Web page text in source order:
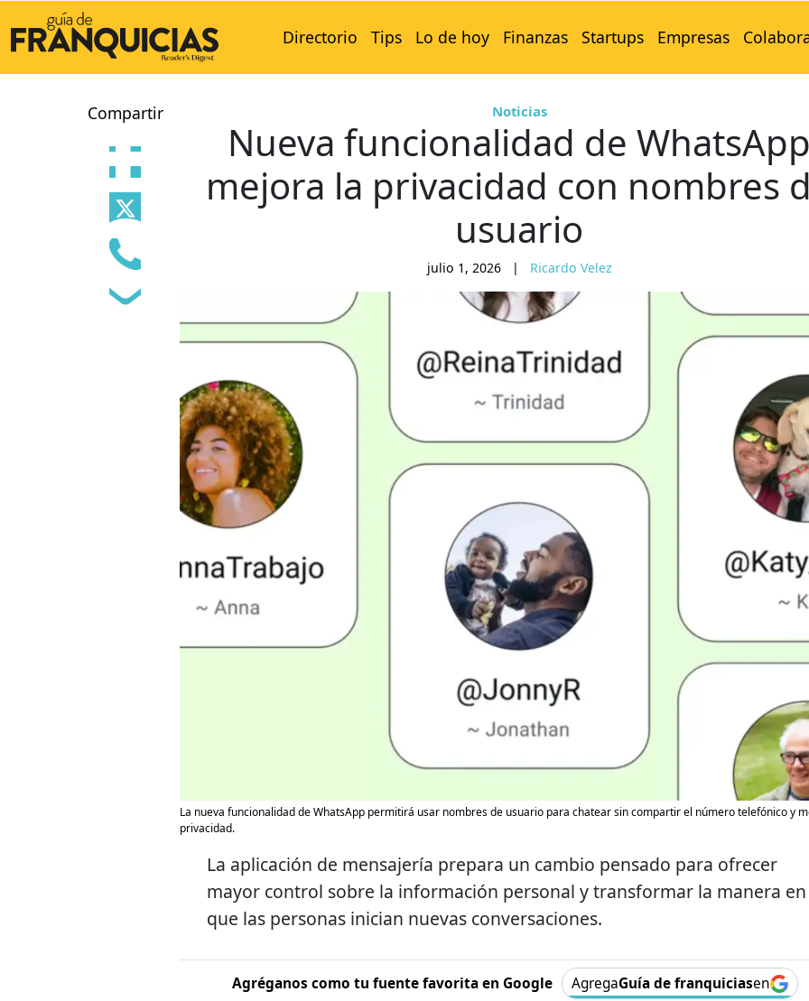
Directorio Tips Lo de hoy Finanzas Startups Empresas
Compartir Noticias
Nueva funcionalidad de
mejora la privacidad con nombres
usuario
julio 1, 2026 | Ricardo Velez
La nueva funcionalidad de WhatsApp permitirá usar nombres de usuario para chatear sin compartir el número telefónico y
privacidad.
La aplicación de mensajería prepara un cambio pensado para ofrecer
mayor control sobre la información personal y transformar la manera en
que las personas inician nuevas conversaciones.
Agréganos como tu fuente favorita en Google AgregaGuía de franquiciasen